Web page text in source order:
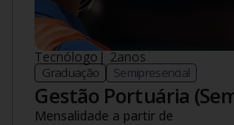
Tecnólogo| 2anos
Graduação Semipresencial
Gestão Portuária
Mensalidade a partir de